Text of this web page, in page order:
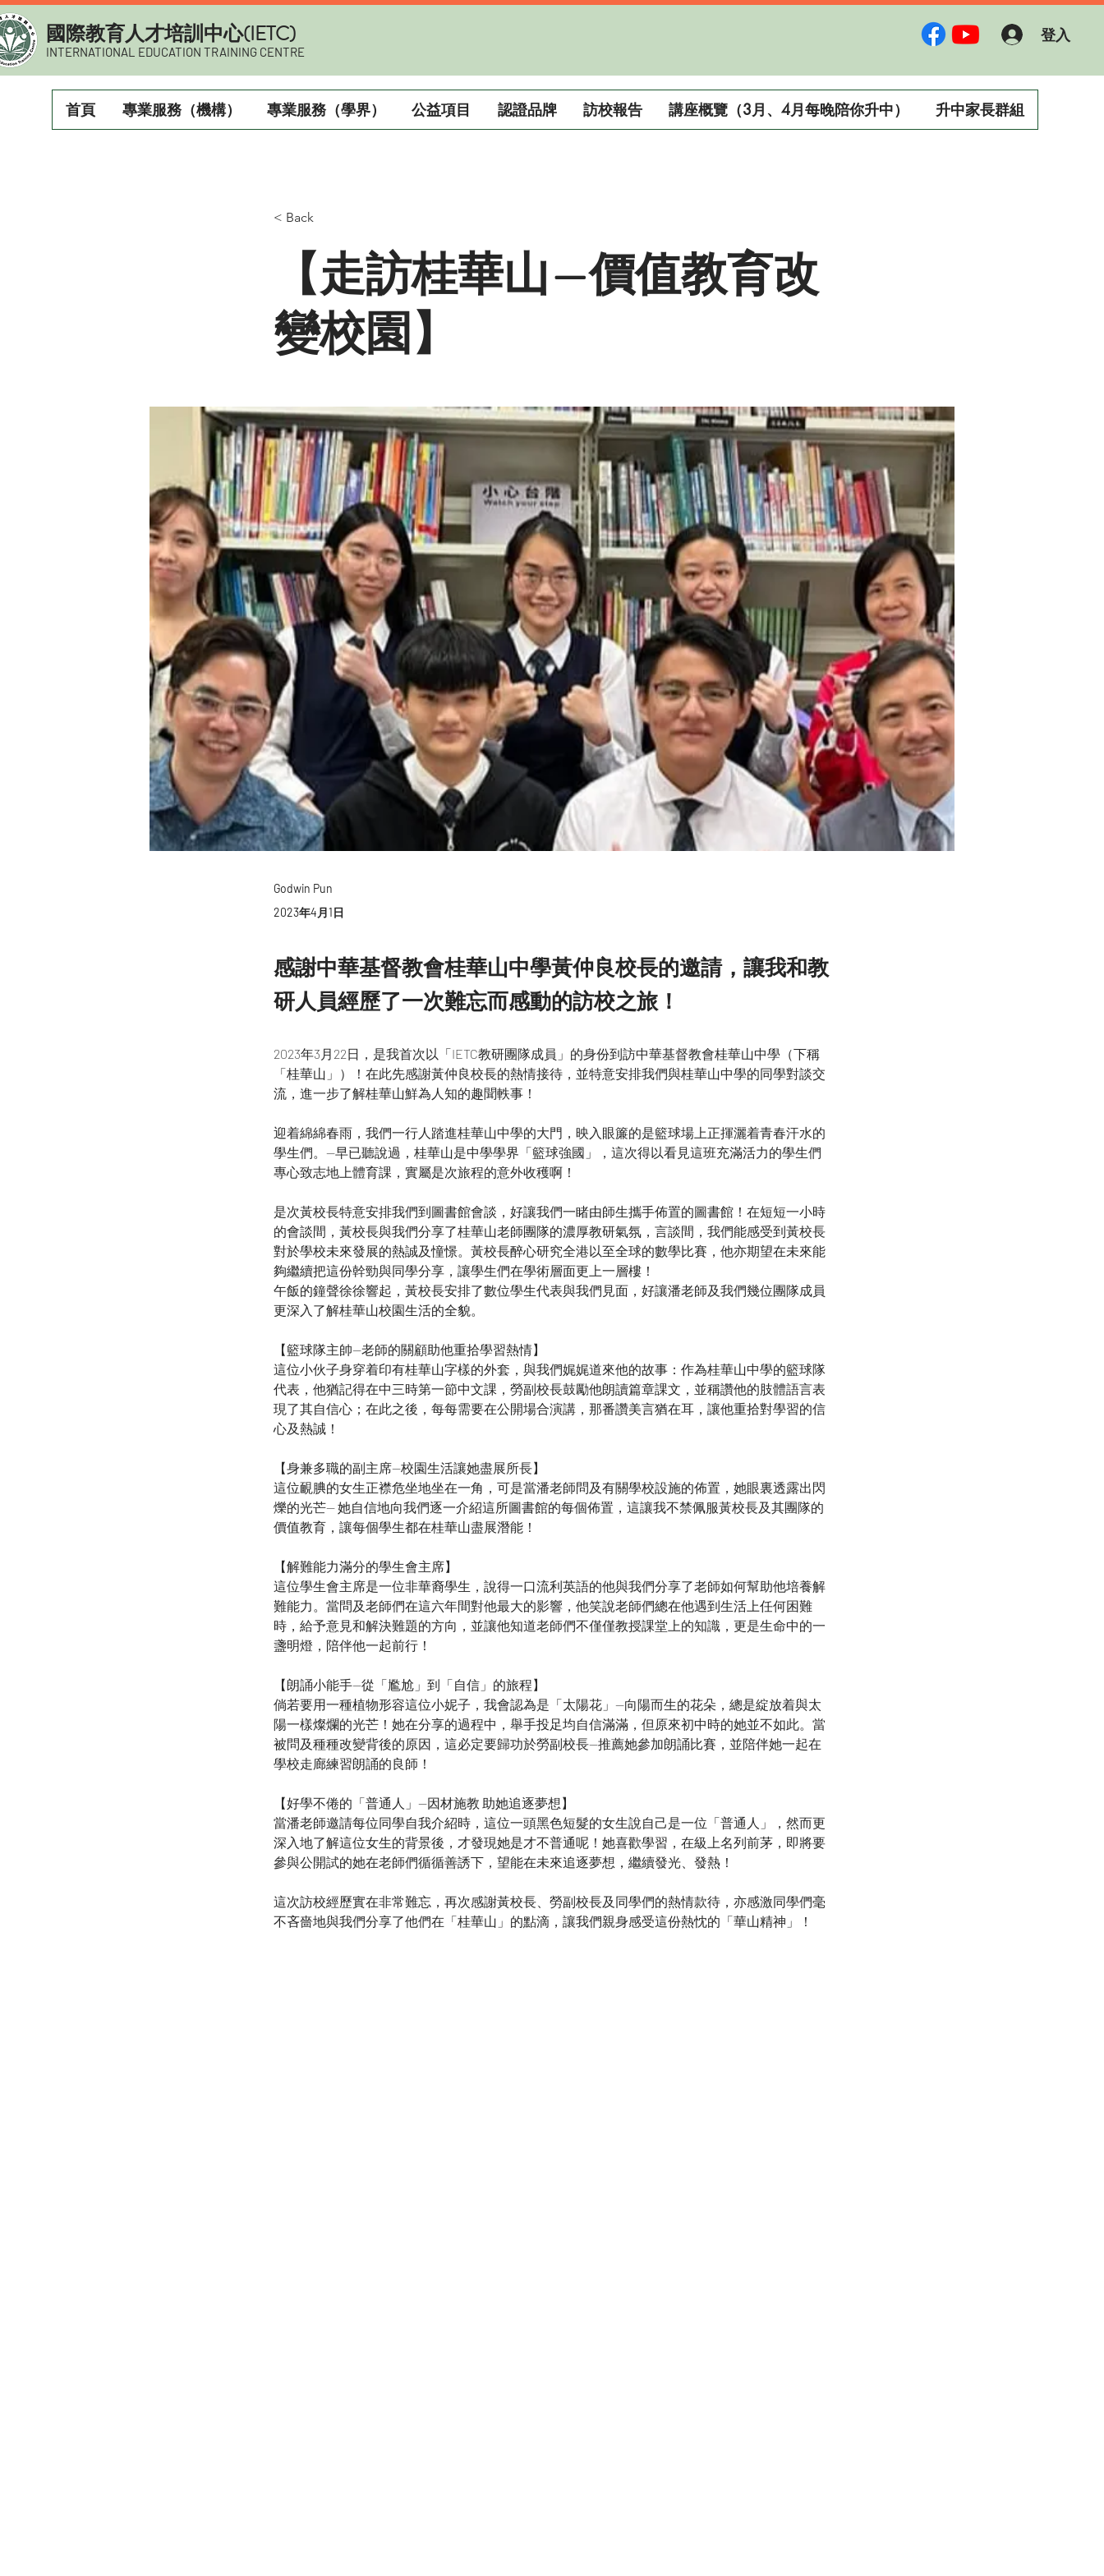
​國際教育人才培訓中心(IETC)
INTERNATIONAL EDUCATION TRAINING CENTRE
登入
首頁 專業服務（機構） 專業服務（學界） 公益項目 認證品牌 訪校報告 講座概覽（3月、4月每晚陪你升中） 升中家長群組
< Back
【走訪桂華山—價值教育改
變校園】
Godwin Pun
2023年4月1日
感謝中華基督教會桂華山中學黃仲良校長的邀請，讓我和教
研人員經歷了一次難忘而感動的訪校之旅！
2023年3月22日，是我首次以「IETC教研團隊成員」的身份到訪中華基督教會桂華山中學（下稱
「桂華山」）！在此先感謝黃仲良校長的熱情接待，並特意安排我們與桂華山中學的同學對談交
流，進一步了解桂華山鮮為人知的趣聞軼事！
迎着綿綿春雨，我們一行人踏進桂華山中學的大門，映入眼簾的是籃球場上正揮灑着青春汗水的
學生們。—早已聽說過，桂華山是中學學界「籃球強國」，這次得以看見這班充滿活力的學生們
專心致志地上體育課，實屬是次旅程的意外收穫啊！
是次黃校長特意安排我們到圖書館會談，好讓我們一睹由師生攜手佈置的圖書館！在短短一小時
的會談間，黃校長與我們分享了桂華山老師團隊的濃厚教研氣氛，言談間，我們能感受到黃校長
對於學校未來發展的熱誠及憧憬。黃校長醉心研究全港以至全球的數學比賽，他亦期望在未來能
夠繼續把這份幹勁與同學分享，讓學生們在學術層面更上一層樓！
午飯的鐘聲徐徐響起，黃校長安排了數位學生代表與我們見面，好讓潘老師及我們幾位團隊成員
更深入了解桂華山校園生活的全貌。
【籃球隊主帥—老師的關顧助他重拾學習熱情】
這位小伙子身穿着印有桂華山字樣的外套，與我們娓娓道來他的故事：作為桂華山中學的籃球隊
代表，他猶記得在中三時第一節中文課，勞副校長鼓勵他朗讀篇章課文，並稱讚他的肢體語言表
現了其自信心；在此之後，每每需要在公開場合演講，那番讚美言猶在耳，讓他重拾對學習的信
心及熱誠！
【身兼多職的副主席—校園生活讓她盡展所長】
這位靦腆的女生正襟危坐地坐在一角，可是當潘老師問及有關學校設施的佈置，她眼裏透露出閃
爍的光芒— 她自信地向我們逐一介紹這所圖書館的每個佈置，這讓我不禁佩服黃校長及其團隊的
價值教育，讓每個學生都在桂華山盡展潛能！
【解難能力滿分的學生會主席】
這位學生會主席是一位非華裔學生，說得一口流利英語的他與我們分享了老師如何幫助他培養解
難能力。當問及老師們在這六年間對他最大的影響，他笑說老師們總在他遇到生活上任何困難
時，給予意見和解決難題的方向，並讓他知道老師們不僅僅教授課堂上的知識，更是生命中的一
盞明燈，陪伴他一起前行！
【朗誦小能手—從「尷尬」到「自信」的旅程】
倘若要用一種植物形容這位小妮子，我會認為是「太陽花」—向陽而生的花朵，總是綻放着與太
陽一樣燦爛的光芒！她在分享的過程中，舉手投足均自信滿滿，但原來初中時的她並不如此。當
被問及種種改變背後的原因，這必定要歸功於勞副校長—推薦她參加朗誦比賽，並陪伴她一起在
學校走廊練習朗誦的良師！
【好學不倦的「普通人」—因材施教 助她追逐夢想】
當潘老師邀請每位同學自我介紹時，這位一頭黑色短髮的女生說自己是一位「普通人」，然而更
深入地了解這位女生的背景後，才發現她是才不普通呢！她喜歡學習，在級上名列前茅，即將要
參與公開試的她在老師們循循善誘下，望能在未來追逐夢想，繼續發光、發熱！
這次訪校經歷實在非常難忘，再次感謝黃校長、勞副校長及同學們的熱情款待，亦感激同學們毫
不吝嗇地與我們分享了他們在「桂華山」的點滴，讓我們親身感受這份熱忱的「華山精神」！